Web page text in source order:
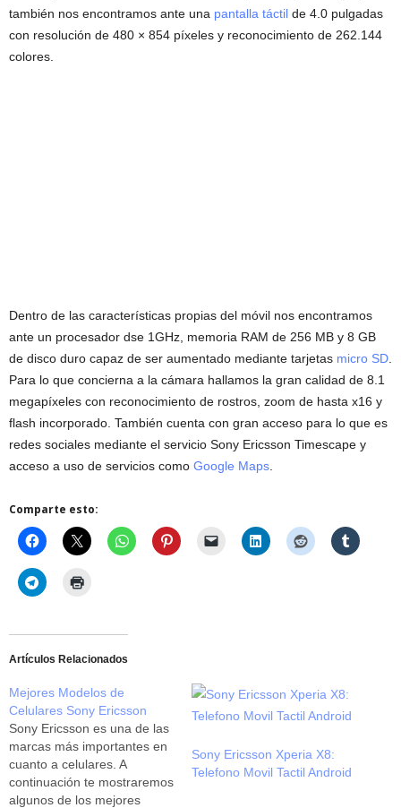
también nos encontramos ante una pantalla táctil de 4.0 pulgadas
con resolución de 480 × 854 píxeles y reconocimiento de 262.144
colores.
Dentro de las características propias del móvil nos encontramos
ante un procesador dse 1GHz, memoria RAM de 256 MB y 8 GB
de disco duro capaz de ser aumentado mediante tarjetas micro SD
Para lo que concierna a la cámara hallamos la gran calidad de 8.1
megapíxeles con reconocimiento de rostros, zoom de hasta x16 y
flash incorporado. También cuenta con gran acceso para lo que es
redes sociales mediante el servicio Sony Ericsson Timescape y
acceso a uso de servicios como Google Maps
Comparte esto:
Artículos Relacionados
Mejores Modelos de
Celulares Sony Ericsson
Sony Ericsson es una de las
marcas más importantes en
cuanto a celulares. A
continuación te mostraremos
algunos de los mejores
Sony Ericsson Xperia X8:
Telefono Movil Tactil Android